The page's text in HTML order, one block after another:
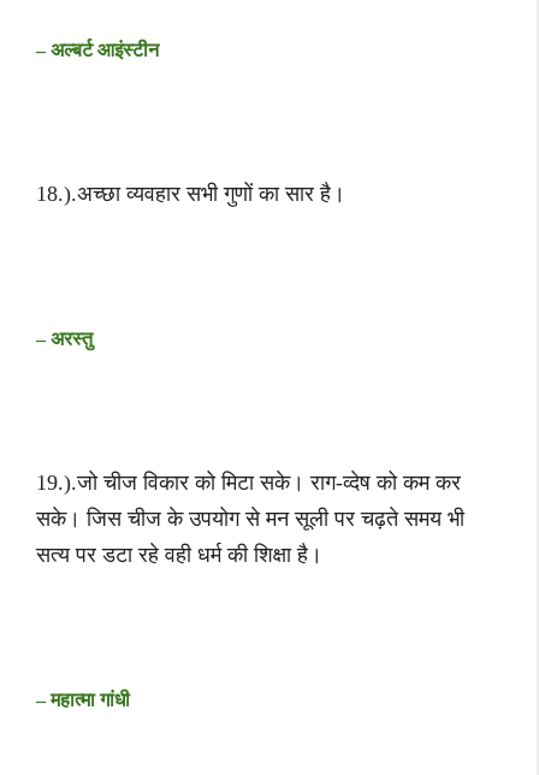
– अल्बर्ट आइंस्टीन
18.).अच्छा व्यवहार सभी गुणों का सार है।
– अरस्तु
19.).जो चीज विकार को मिटा सके। राग-व्देष को कम कर
सके। जिस चीज के उपयोग से मन सूली पर चढ़ते समय भी
सत्य पर डटा रहे वही धर्म की शिक्षा है।
– महात्मा गांधी